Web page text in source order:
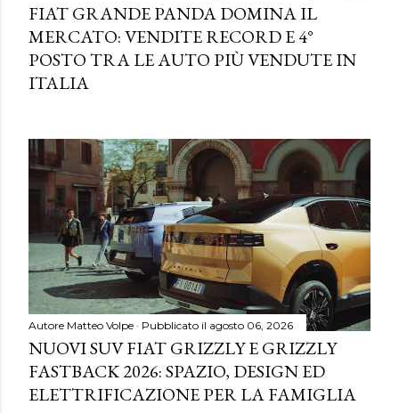
FIAT GRANDE PANDA DOMINA IL
MERCATO: VENDITE RECORD E 4°
POSTO TRA LE AUTO PIÙ VENDUTE IN
ITALIA
Autore Matteo Volpe Pubblicato il agosto 06, 2026
NUOVI SUV FIAT GRIZZLY E GRIZZLY
FASTBACK 2026: SPAZIO, DESIGN ED
ELETTRIFICAZIONE PER LA FAMIGLIA